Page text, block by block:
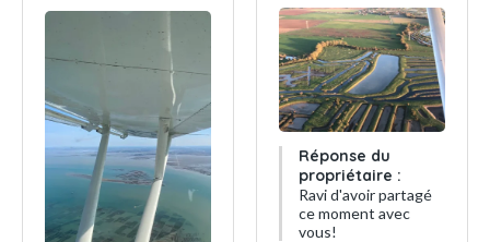
Réponse du
propriétaire :
Ravi d'avoir partagé
ce moment avec
vous!